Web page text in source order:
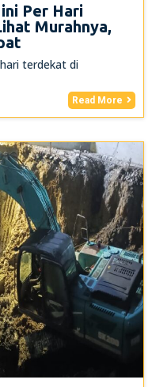
Per Hari
Murahnya,
terdekat di
Read More